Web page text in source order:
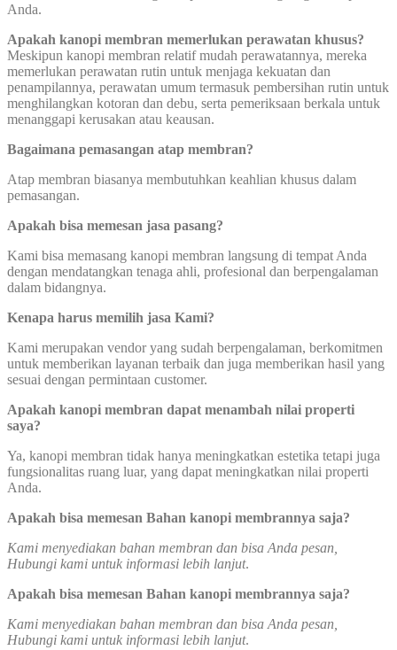
Anda.
Apakah kanopi membran memerlukan perawatan khusus?
Meskipun kanopi membran relatif mudah perawatannya, mereka
memerlukan perawatan rutin untuk menjaga kekuatan dan
penampilannya, perawatan umum termasuk pembersihan rutin untuk
menghilangkan kotoran dan debu, serta pemeriksaan berkala untuk
menanggapi kerusakan atau keausan.
Bagaimana pemasangan atap membran?
Atap membran biasanya membutuhkan keahlian khusus dalam
pemasangan.
Apakah bisa memesan jasa pasang?
Kami bisa memasang kanopi membran langsung di tempat Anda
dengan mendatangkan tenaga ahli, profesional dan berpengalaman
dalam bidangnya.
Kenapa harus memilih jasa Kami?
Kami merupakan vendor yang sudah berpengalaman, berkomitmen
untuk memberikan layanan terbaik dan juga memberikan hasil yang
sesuai dengan permintaan customer.
Apakah kanopi membran dapat menambah nilai properti
saya?
Ya, kanopi membran tidak hanya meningkatkan estetika tetapi juga
fungsionalitas ruang luar, yang dapat meningkatkan nilai properti
Anda.
Apakah bisa memesan Bahan kanopi membrannya saja?
Kami menyediakan bahan membran dan bisa Anda pesan,
Hubungi kami untuk informasi lebih lanjut.
Apakah bisa memesan Bahan kanopi membrannya saja?
Kami menyediakan bahan membran dan bisa Anda pesan,
Hubungi kami untuk informasi lebih lanjut.